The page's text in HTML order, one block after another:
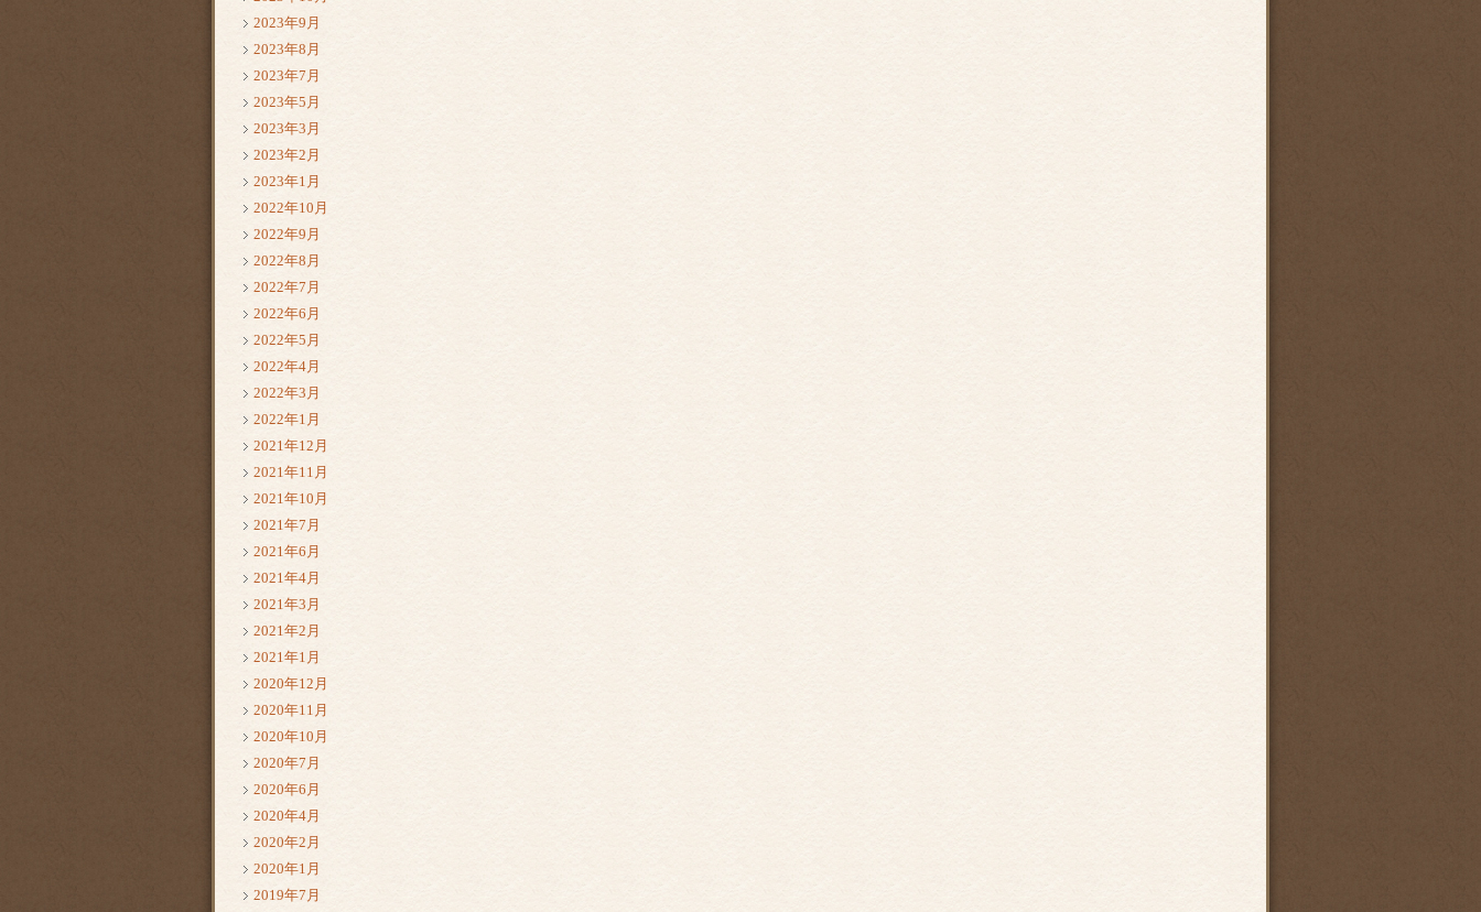
2023年9月
2023年8月
2023年7月
2023年5月
2023年3月
2023年2月
2023年1月
2022年10月
2022年9月
2022年8月
2022年7月
2022年6月
2022年5月
2022年4月
2022年3月
2022年1月
2021年12月
2021年11月
2021年10月
2021年7月
2021年6月
2021年4月
2021年3月
2021年2月
2021年1月
2020年12月
2020年11月
2020年10月
2020年7月
2020年6月
2020年4月
2020年2月
2020年1月
2019年7月